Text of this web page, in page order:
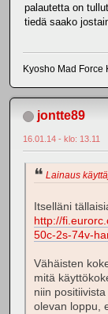
palautetta on
tiedä saako
Kyosho Mad Force
jontte89
16.01.14 - klo: 13.11
Lainaus
Itselläni
http://
50c-2s-74v-
Vähäisten
mitä
niin
olevan loppu,